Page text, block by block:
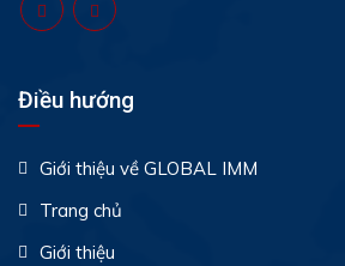
Điều hướng
Giới thiệu về GLOBAL IMM
Trang chủ
Giới thiệu